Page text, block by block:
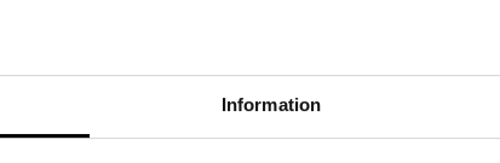
Information
tehdä löytöjä suuresta ALEstamme. Juuri